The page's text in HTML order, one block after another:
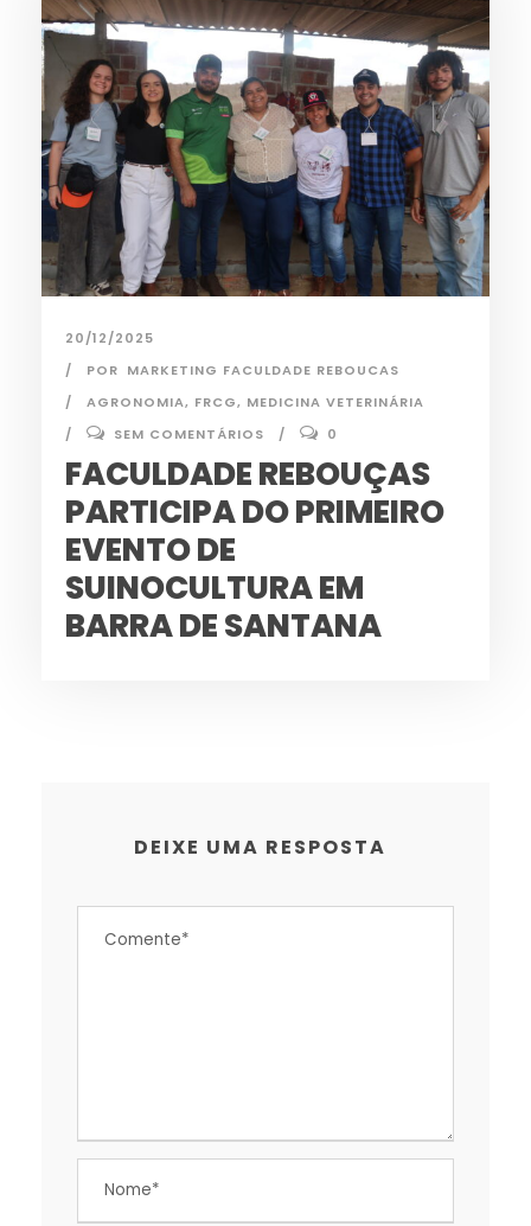
20/12/2025
POR MARKETING FACULDADE REBOUCAS
AGRONOMIA, FRCG, MEDICINA VETERINÁRIA
SEM COMENTÁRIOS
0
FACULDADE REBOUÇAS
PARTICIPA DO PRIMEIRO
EVENTO DE
SUINOCULTURA EM
BARRA DE SANTANA
DEIXE UMA RESPOSTA